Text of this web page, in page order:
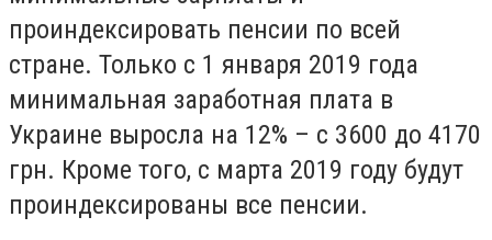
проиндексировать пенсии по всей
стране. Только с 1 января 2019 года
минимальная заработная плата в
Украине выросла на 12% – с 3600 до 4170
грн. Кроме того, с марта 2019 году будут
проиндексированы все пенсии.